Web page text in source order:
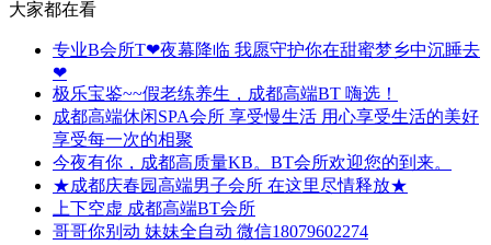
大家都在看
专业B会所T❤夜幕降临 我愿守护你在甜蜜梦乡中沉睡去
❤
极乐宝鉴~~假老练养生，成都高端BT 嗨选！
成都高端休闲SPA会所 享受慢生活 用心享受生活的美好
享受每一次的相聚
今夜有你，成都高质量KB。BT会所欢迎您的到来。
★成都庆春园高端男子会所 在这里尽情释放★
上下空虚 成都高端BT会所
哥哥你别动 妹妹全自动 微信18079602274